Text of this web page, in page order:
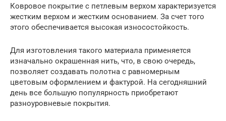
Ковровое покрытие с петлевым верхом характеризуется
жестким верхом и жестким основанием. За счет того
этого обеспечивается высокая износостойкость.
Для изготовления такого материала применяется
изначально окрашенная нить, что, в свою очередь,
позволяет создавать полотна с равномерным
цветовым оформлением и фактурой. На сегодняшний
день все большую популярность приобретают
разноуровневые покрытия.